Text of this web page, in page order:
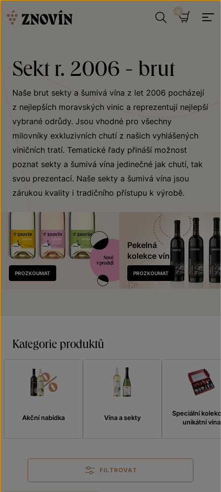
Sekt r. 2006 - brut
Naše brut sekty a šumivá vína z let 2006 pocházejí
z nejlepších moravských vinic a reprezentují nejlepší
vybrané odrůdy. Jsou vhodné pro všechny
milovníky exkluzivních chutí z našich vyhlášených
viničních tratí. Tematické řady přináší možnost
poznat sekty a šumivá vína jedinečné jak chutí, tak
svou prezentací. Naše sekty a šumivá vína jsou
zárukou kvality i tradičního přístupu k výrobě.
Nově
v prodeji
PROZKOUMAT
Pekelná
kolekce vín
PROZKOUMAT
Kategorie produktů
Akční nabídka Vína a sekty
Speciální
unikátní vína
FILTROVAT